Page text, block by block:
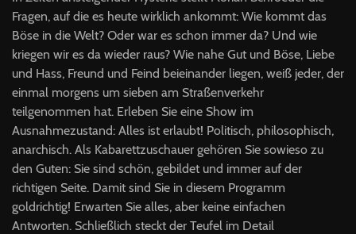
Fragen, auf die es heute wirklich ankommt: Wie kommt das
Böse in die Welt? Oder war es schon immer da? Und wie
kriegen wir es da wieder raus? Wie nahe Gut und Böse, Liebe
und Hass, Freund und Feind beieinander liegen, weiß jeder, der
einmal morgens um sieben am Straßenverkehr
teilgenommen hat. Erleben Sie eine Show im
Ausnahmezustand: Alles ist erlaubt! Politisch, philosophisch,
anarchisch. Als Kabarettzuschauer gehören Sie sowieso zu
den Guten: Sie sind schön, gebildet und immer auf der
richtigen Seite. Damit sind Sie in diesem Programm
goldrichtig! Erwarten Sie alles, aber keine einfachen
Antworten. Schließlich steckt der Teufel im Detail